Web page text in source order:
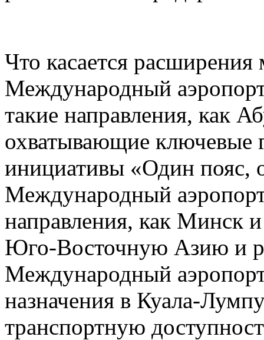
Что касается
Международный
такие направления, как
охватывающие ключевые
инициативы «Один
Международный
направления, как Минск
Юго-Восточную Азию и
Международный
назначения в Куала-
транспортную